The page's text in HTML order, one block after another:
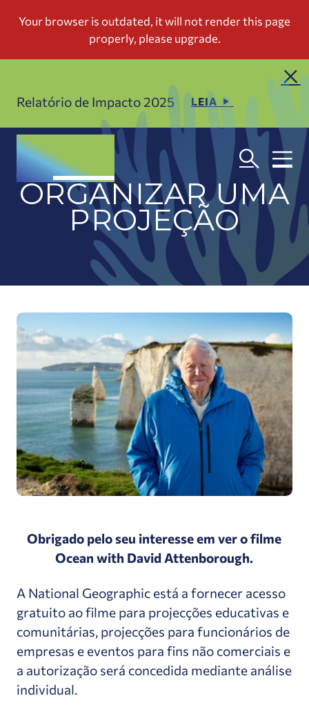
Relatório de Impacto 2025 LEIA
ORGANIZAR UMA
PROJEÇÃO
Obrigado pelo seu interesse em ver o filme
Ocean with David Attenborough.
A National Geographic está a fornecer acesso
gratuito ao filme para projecções educativas e
comunitárias, projecções para funcionários de
empresas e eventos para fins não comerciais e
a autorização será concedida mediante análise
individual.